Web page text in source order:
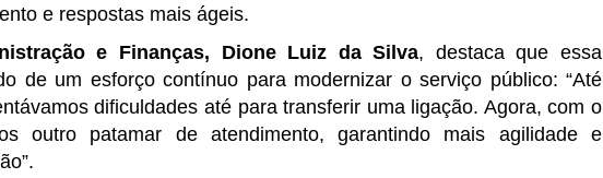
e respostas mais ágeis.
e Finanças, Dione Luiz da Silva, destaca que essa
de um esforço contínuo para modernizar o serviço público: “Até
dificuldades até para transferir uma ligação. Agora, com o
outro patamar de atendimento, garantindo mais agilidade e